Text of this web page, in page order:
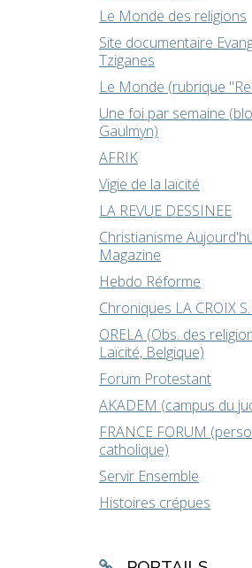
Le Monde des religions
Site documentaire
Tziganes
Le Monde (rubrique
Une foi par semaine
Gaulmyn)
AFRIK
Vigie de la laïcité
LA REVUE DESSINEE
Christianisme
Magazine
Hebdo Réforme
Chroniques LA CROIX
ORELA (Obs. des
Laïcité, Belgique)
Forum Protestant
AKADEM (campus du
FRANCE FORUM
catholique)
Servir Ensemble
Histoires crépues